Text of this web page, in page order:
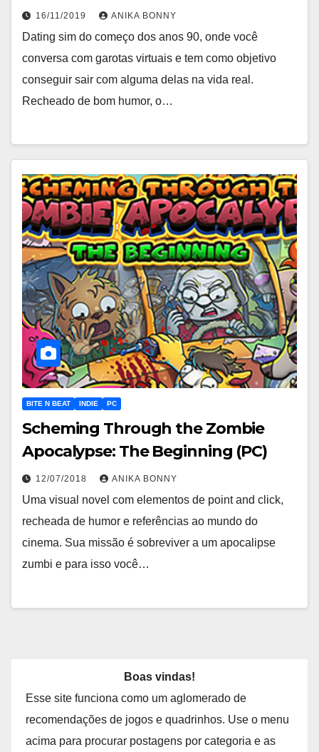
16/11/2019 ANIKA BONNY
Dating sim do começo dos anos 90, onde você
conversa com garotas virtuais e tem como objetivo
conseguir sair com alguma delas na vida real.
Recheado de bom humor, o…
BITE N BEAT INDIE PC
Scheming Through the Zombie
Apocalypse: The Beginning (PC)
12/07/2018 ANIKA BONNY
Uma visual novel com elementos de point and click,
recheada de humor e referências ao mundo do
cinema. Sua missão é sobreviver a um apocalipse
zumbi e para isso você…
Boas vindas!
Esse site funciona como um aglomerado de
recomendações de jogos e quadrinhos. Use o menu
acima para procurar postagens por categoria e as